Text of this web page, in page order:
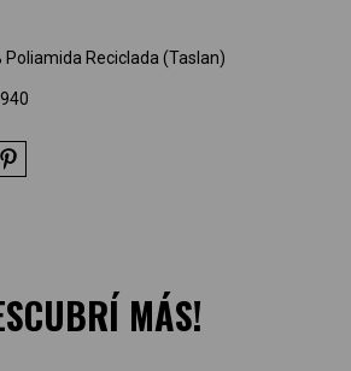
Poliamida Reciclada (Taslan)
MÁS!